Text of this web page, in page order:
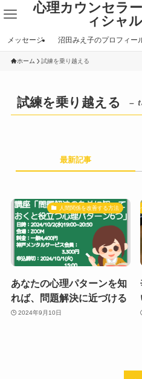
心理カウンセラ
ィシャ
メッセージ 沼田みえ子のプロフィー
ホーム 試練を乗り越える
試練を乗り越える –
最新記事
人間関係を改善する方法
あなたの心理パターンを知
れば、問題解決に近づける
2024年9月10日
自分